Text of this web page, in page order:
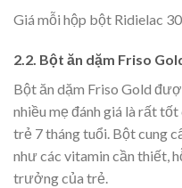
Giá mỗi hộp bột Ridielac
2.2. Bột ăn dặm Friso
Bột ăn dặm Friso Gold
nhiều mẹ đánh giá là rất
trẻ 7 tháng tuổi. Bột cung
như các vitamin cần thiết,
trưởng của trẻ.